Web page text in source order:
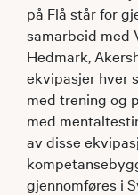
på Flå står for
samarbeid med
Hedmark,
ekvipasjer hver
med trening og
med
av disse
gjennomføres i